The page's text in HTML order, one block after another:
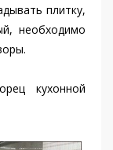
плитку,
необходимо
кухонной